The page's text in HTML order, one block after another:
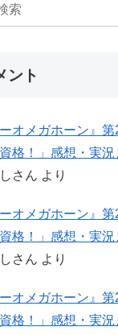
ント
オメガホーン』第
格！」感想・実況
さん より
オメガホーン』第
格！」感想・実況
さん より
オメガホーン』第
格！」感想・実況